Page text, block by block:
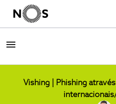
Vishing | Phishing